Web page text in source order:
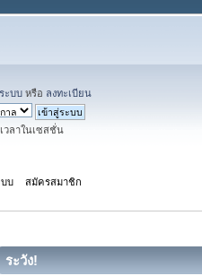
ะบบ หรือ ลงทะเบียน
วลาในเซสชั่น
บบ สมัครสมาชิก
ระวัง!